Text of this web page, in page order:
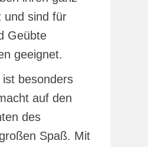
und sind für
Geübte
geeignet.
besonders
auf den
des
Spaß. Mit